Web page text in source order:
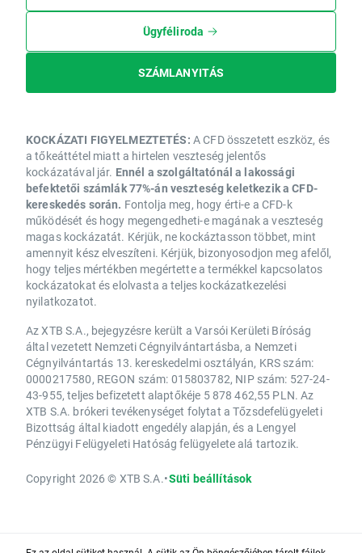
Ügyféliroda
SZÁMLANYITÁS
KOCKÁZATI FIGYELMEZTETÉS: A CFD összetett eszköz, és
a tőkeáttétel miatt a hirtelen veszteség jelentős
kockázatával jár. Ennél a szolgáltatónál a lakossági
befektetői számlák 77%-án veszteség keletkezik a CFD-
kereskedés során. Fontolja meg, hogy érti-e a CFD-k
működését és hogy megengedheti-e magának a veszteség
magas kockázatát. Kérjük, ne kockáztasson többet, mint
amennyit kész elveszíteni. Kérjük, bizonyosodjon meg afelől,
hogy teljes mértékben megértette a termékkel kapcsolatos
kockázatokat és elolvasta a teljes kockázatkezelési
nyilatkozatot.
Az XTB S.A., bejegyzésre került a Varsói Kerületi Bíróság
által vezetett Nemzeti Cégnyilvántartásba, a Nemzeti
Cégnyilvántartás 13. kereskedelmi osztályán, KRS szám:
0000217580, REGON szám: 015803782, NIP szám: 527-24-
43-955, teljes befizetett alaptőkéje 5 878 462,55 PLN. Az
XTB S.A. brókeri tevékenységet folytat a Tőzsdefelügyeleti
Bizottság által kiadott engedély alapján, és a Lengyel
Pénzügyi Felügyeleti Hatóság felügyelete alá tartozik.
Copyright 2026 © XTB S.A.•Süti beállítások